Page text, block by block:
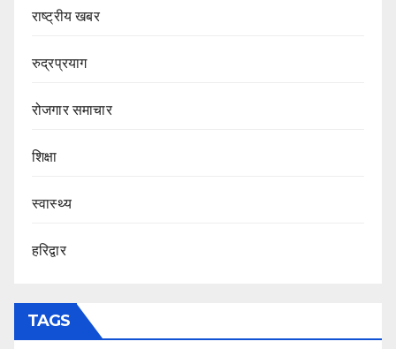
राष्ट्रीय खबर
रुद्रप्रयाग
रोजगार समाचार
शिक्षा
स्वास्थ्य
हरिद्वार
TAGS